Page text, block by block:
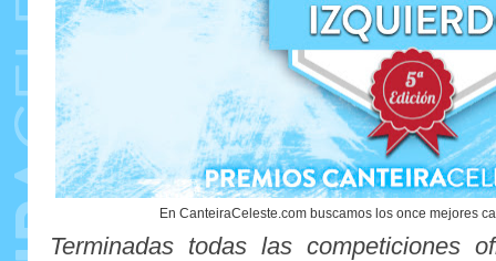
En CanteiraCeleste.com buscamos los once mejores
Terminadas todas las competiciones